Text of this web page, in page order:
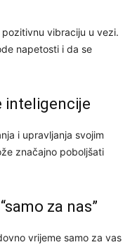
pozitivnu vibraciju u vezi.
napetosti i da se
inteligencije
i upravljanja svojim
značajno poboljšati
za nas”
vrijeme samo za vas